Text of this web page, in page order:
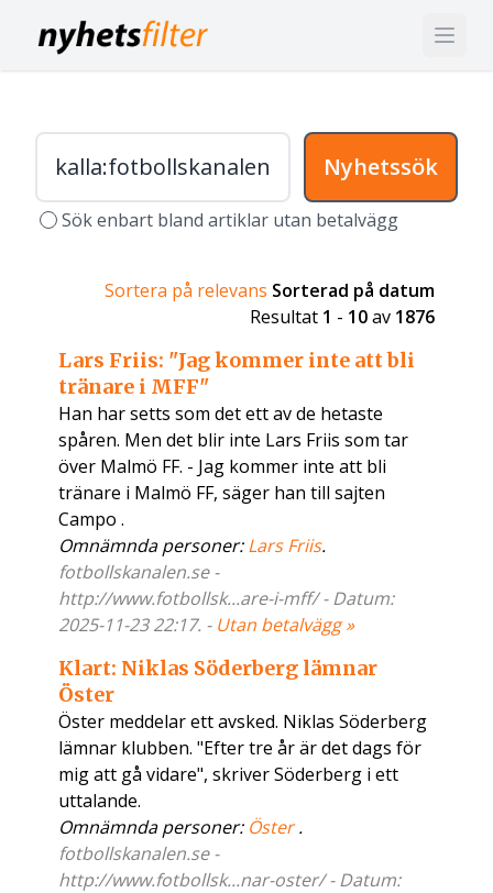
Nyhetssök
Sök enbart bland artiklar utan betalvägg
Sortera på relevans Sorterad på datum
Resultat 1 - 10av 1876
Lars Friis: "Jag kommer inte att bli
tränare i MFF"
Han har setts som det ett av de hetaste
spåren. Men det blir inte Lars Friis som tar
över Malmö FF. - Jag kommer inte att bli
tränare i Malmö FF, säger han till sajten
Campo .
Omnämnda personer:Lars Friis.
fotbollskanalen.se -
http://www.fotbollsk...are-i-mff/ - Datum:
2025-11-23 22:17. - Utan betalvägg »
Klart: Niklas Söderberg lämnar
Öster
Öster meddelar ett avsked. Niklas Söderberg
lämnar klubben. "Efter tre år är det dags för
mig att gå vidare", skriver Söderberg i ett
uttalande.
Omnämnda personer: Öster.
fotbollskanalen.se -
http://www.fotbollsk...nar-oster/ - Datum: